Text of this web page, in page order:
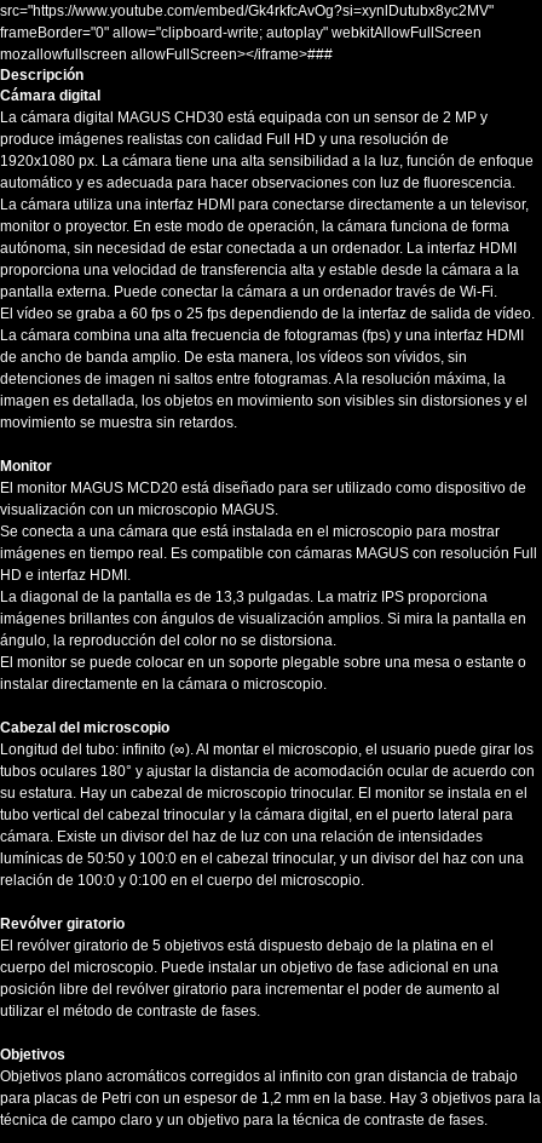
src="https://www.youtube.com/embed/Gk4rkfcAvOg?si=xynlDutubx8yc2MV"
frameBorder="0" allow="clipboard-write; autoplay" webkitAllowFullScreen
mozallowfullscreen allowFullScreen></iframe>###
Descripción
Cámara digital
La cámara digital MAGUS CHD30 está equipada con un sensor de 2 MP y
produce imágenes realistas con calidad Full HD y una resolución de
1920x1080 px. La cámara tiene una alta sensibilidad a la luz, función de enfoque
automático y es adecuada para hacer observaciones con luz de fluorescencia.
La cámara utiliza una interfaz HDMI para conectarse directamente a un televisor,
monitor o proyector. En este modo de operación, la cámara funciona de forma
autónoma, sin necesidad de estar conectada a un ordenador. La interfaz HDMI
proporciona una velocidad de transferencia alta y estable desde la cámara a la
pantalla externa. Puede conectar la cámara a un ordenador través de Wi-Fi.
El vídeo se graba a 60 fps o 25 fps dependiendo de la interfaz de salida de vídeo.
La cámara combina una alta frecuencia de fotogramas (fps) y una interfaz HDMI
de ancho de banda amplio. De esta manera, los vídeos son vívidos, sin
detenciones de imagen ni saltos entre fotogramas. A la resolución máxima, la
imagen es detallada, los objetos en movimiento son visibles sin distorsiones y el
movimiento se muestra sin retardos.
Monitor
El monitor MAGUS MCD20 está diseñado para ser utilizado como dispositivo de
visualización con un microscopio MAGUS.
Se conecta a una cámara que está instalada en el microscopio para mostrar
imágenes en tiempo real. Es compatible con cámaras MAGUS con resolución Full
HD e interfaz HDMI.
La diagonal de la pantalla es de 13,3 pulgadas. La matriz IPS proporciona
imágenes brillantes con ángulos de visualización amplios. Si mira la pantalla en
ángulo, la reproducción del color no se distorsiona.
El monitor se puede colocar en un soporte plegable sobre una mesa o estante o
instalar directamente en la cámara o microscopio.
Cabezal del microscopio
Longitud del tubo: infinito (∞). Al montar el microscopio, el usuario puede girar los
tubos oculares 180° y ajustar la distancia de acomodación ocular de acuerdo con
su estatura. Hay un cabezal de microscopio trinocular. El monitor se instala en el
tubo vertical del cabezal trinocular y la cámara digital, en el puerto lateral para
cámara. Existe un divisor del haz de luz con una relación de intensidades
lumínicas de 50:50 y 100:0 en el cabezal trinocular, y un divisor del haz con una
relación de 100:0 y 0:100 en el cuerpo del microscopio.
Revólver giratorio
El revólver giratorio de 5 objetivos está dispuesto debajo de la platina en el
cuerpo del microscopio. Puede instalar un objetivo de fase adicional en una
posición libre del revólver giratorio para incrementar el poder de aumento al
utilizar el método de contraste de fases.
Objetivos
Objetivos plano acromáticos corregidos al infinito con gran distancia de trabajo
para placas de Petri con un espesor de 1,2 mm en la base. Hay 3 objetivos para la
técnica de campo claro y un objetivo para la técnica de contraste de fases.